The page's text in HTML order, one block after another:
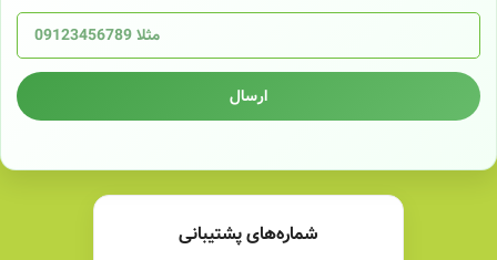
ارسال
شماره‌های پشتیبانی